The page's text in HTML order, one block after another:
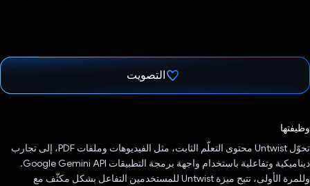
التصويت
وظيفتها
تحوّل Untwist محتوى التعلّم الثابت، مثل الفيديوهات وملفات PDF، إلى تجارب
ديناميكية وتفاعلية باستخدام واجهة برمجة التطبيقات Google Gemini API.
وللمرة الأولى، تتيح ميزة Untwist للمستخدمين التفاعل بشكل مكثّف مع